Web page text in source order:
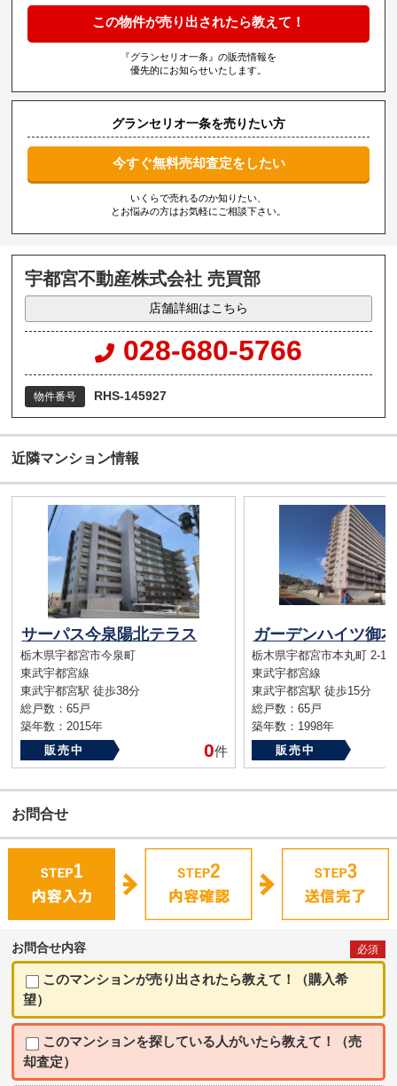
この物件が売り出されたら教えて！
『グランセリオ一条』の販売情報を
優先的にお知らせいたします。
グランセリオ一条を売りたい方
今すぐ無料売却査定をしたい
いくらで売れるのか知りたい、
とお悩みの方はお気軽にご相談下さい。
宇都宮不動産株式会社 売買部
店舗詳細はこちら
028-680-5766
物件番号 RHS-145927
近隣マンション情報
サーパス今泉陽北テラス
栃木県宇都宮市今泉町
東武宇都宮線
東武宇都宮駅 徒歩38分
総戸数：65戸
築年数：2015年
販売中
0件
ガーデンハイツ御
栃木県宇都宮市本丸町 2-16
東武宇都宮線
東武宇都宮駅 徒歩15分
総戸数：65戸
築年数：1998年
販売中
お問合せ
お問合せ内容 必須
このマンションが売り出されたら教えて！（購入希
望）
このマンションを探している人がいたら教えて！（売
却査定）